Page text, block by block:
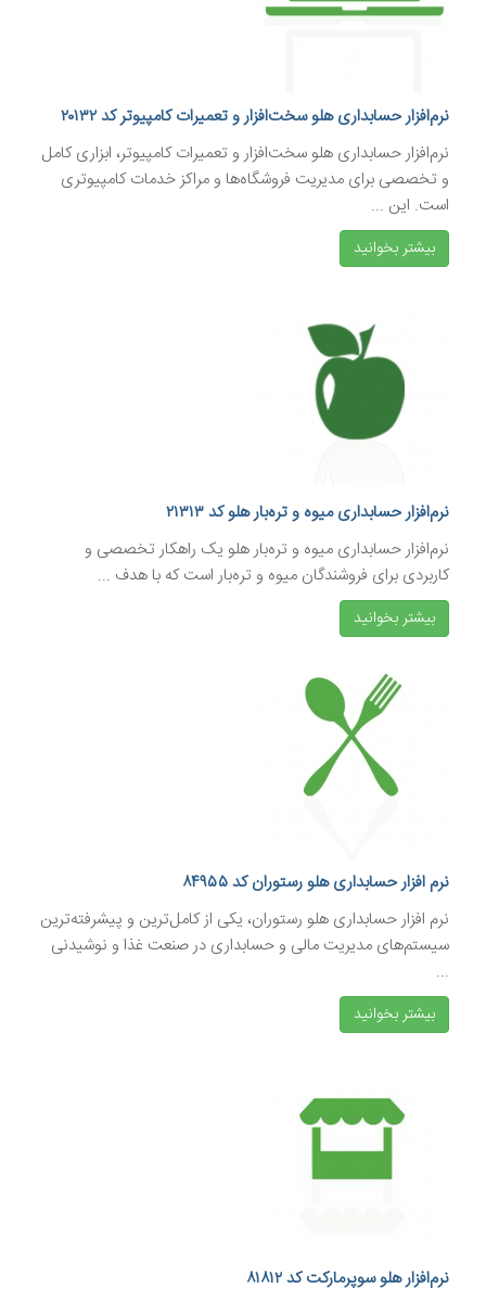
نرم‌افزار حسابداری هلو سخت‌افزار و تعمیرات کامپیوتر کد ۲۰۱۳۲
نرم‌افزار حسابداری هلو سخت‌افزار و تعمیرات کامپیوتر، ابزاری کامل
و تخصصی برای مدیریت فروشگاه‌ها و مراکز خدمات کامپیوتری
است. این ...
بیشتر بخوانید
نرم‌افزار حسابداری میوه و تره‌بار هلو کد ۲۱۳۱۳
نرم‌افزار حسابداری میوه و تره‌بار هلو یک راهکار تخصصی و
کاربردی برای فروشندگان میوه و تره‌بار است که با هدف ...
بیشتر بخوانید
نرم افزار حسابداری هلو رستوران کد ۸۴۹۵۵
نرم‌ افزار حسابداری هلو رستوران، یکی از کامل‌ترین و پیشرفته‌ترین
سیستم‌های مدیریت مالی و حسابداری در صنعت غذا و نوشیدنی
...
بیشتر بخوانید
نرم‌افزار هلو سوپرمارکت کد ۸۱۸۱۲